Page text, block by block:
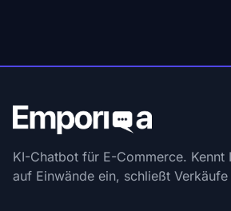
KI-Chatbot für E-Commerce. Kennt
auf Einwände ein, schließt Verkäufe